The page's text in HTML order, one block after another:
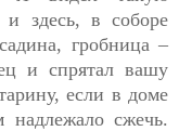
здесь, в соборе
гробница –
и спрятал вашу
если в доме
надлежало сжечь.